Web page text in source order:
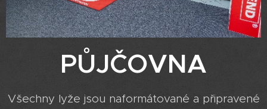
PŮJČOVNA
Všechny lyže jsou naformátované a připravené